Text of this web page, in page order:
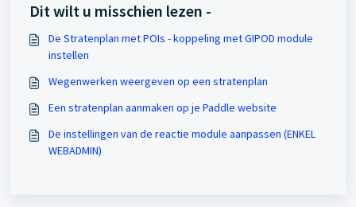
Dit wilt u misschien lezen -
De Stratenplan met POIs - koppeling met GIPOD module
instellen
Wegenwerken weergeven op een stratenplan
Een stratenplan aanmaken op je Paddle website
De instellingen van de reactie module aanpassen (ENKEL
WEBADMIN)